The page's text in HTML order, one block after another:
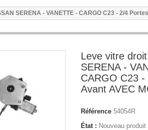
SERENA - VANETTE - CARGO C23 - 2/4
Leve vitre
SERENA -
CARGO C23
Avant AVEC
Référence 54054R
État : Nouveau produit